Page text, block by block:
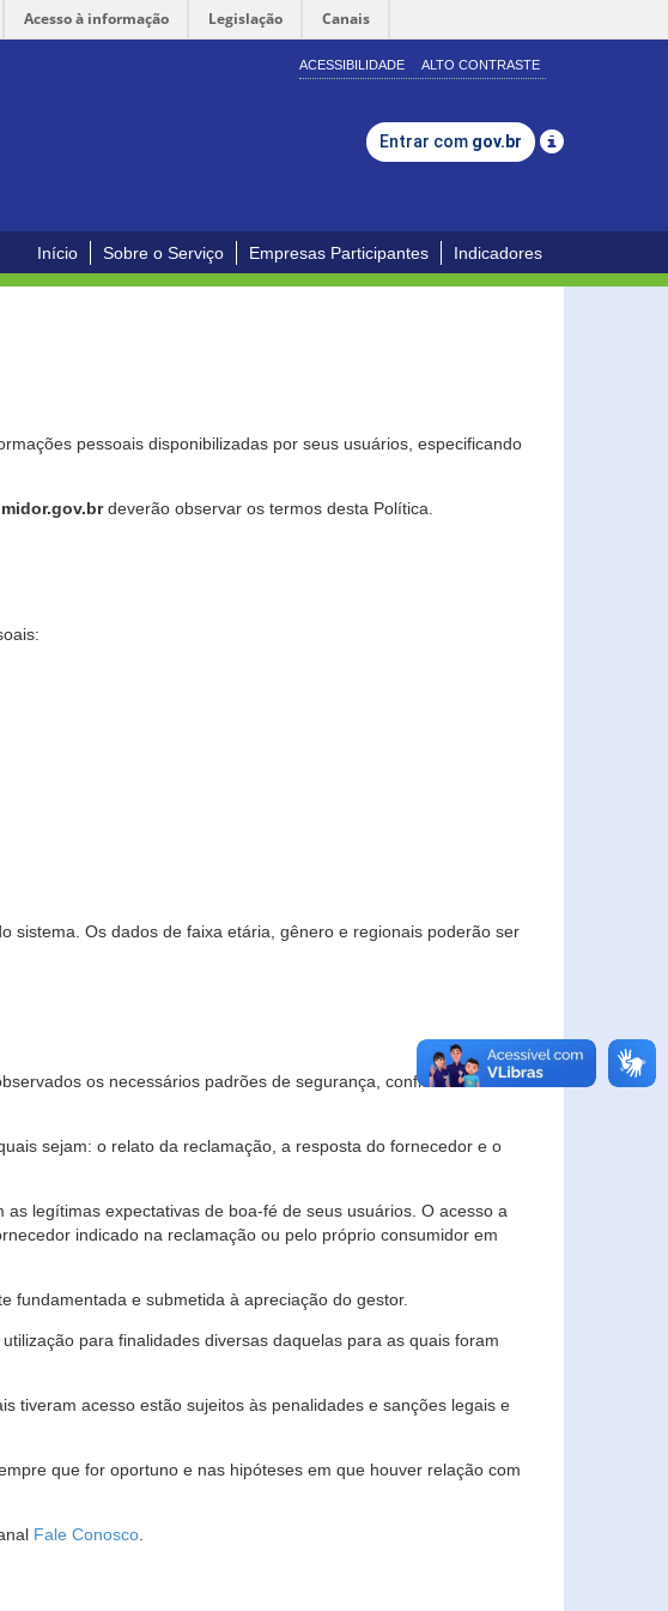
Acesso à informação Legislação Canais
ACESSIBILIDADE ALTO CONTRASTE
Entrar com gov.br
Início Sobre o Serviço Empresas Participantes Indicadores
pessoais disponibilizadas por seus usuários, especificando
deverão observar os termos desta Política.
sistema. Os dados de faixa etária, gênero e regionais poderão ser
os necessários padrões de segurança, confidencialidade
sejam: o relato da reclamação, a resposta do fornecedor e o
legítimas expectativas de boa-fé de seus usuários. O acesso a
indicado na reclamação ou pelo próprio consumidor em
fundamentada e submetida à apreciação do gestor.
para finalidades diversas daquelas para as quais foram
tiveram acesso estão sujeitos às penalidades e sanções legais e
que for oportuno e nas hipóteses em que houver relação com
Fale Conosco